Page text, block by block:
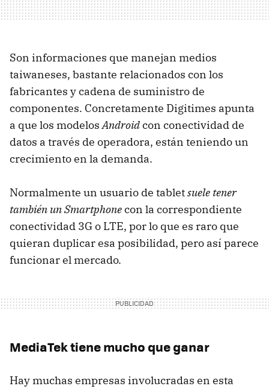
Son informaciones que manejan medios
taiwaneses, bastante relacionados con los
fabricantes y cadena de suministro de
componentes. Concretamente Digitimes apunta
a que los modelosAndroidcon conectividad de
datos a través de operadora, están teniendo un
crecimiento en la demanda.
Normalmente un usuario de tabletsuele tener
también un Smartphonecon la correspondiente
conectividad 3G o LTE, por lo que es raro que
quieran duplicar esa posibilidad, pero así parece
funcionar el mercado.
MediaTek tiene mucho que ganar
Hay muchas empresas involucradas en esta